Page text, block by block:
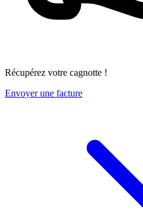
Récupérez votre cagnotte !
Envoyer une facture